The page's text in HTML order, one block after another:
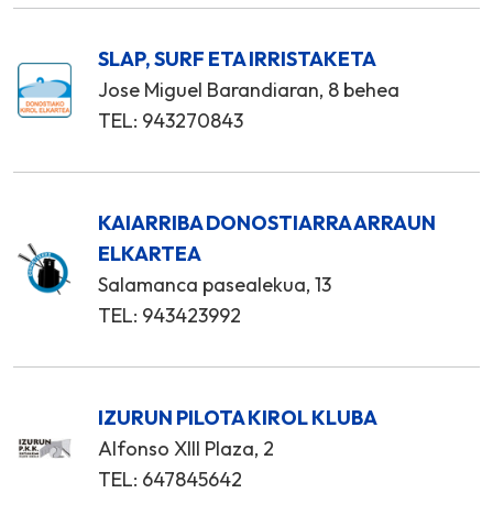
SLAP, SURF ETA IRRISTAKETA
Jose Miguel Barandiaran, 8 behea
TEL: 943270843
KAIARRIBA DONOSTIARRA ARRAUN
ELKARTEA
Salamanca pasealekua, 13
TEL: 943423992
IZURUN PILOTA KIROL KLUBA
Alfonso XIII Plaza, 2
TEL: 647845642